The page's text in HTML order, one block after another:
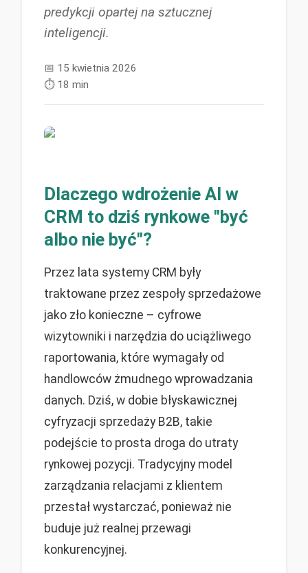
predykcji opartej na sztucznej
inteligencji.
📅 15 kwietnia 2026
⏱️ 18 min
Dlaczego wdrożenie AI w
CRM to dziś rynkowe "być
albo nie być"?
Przez lata systemy CRM były
traktowane przez zespoły sprzedażowe
jako zło konieczne – cyfrowe
wizytowniki i narzędzia do uciążliwego
raportowania, które wymagały od
handlowców żmudnego wprowadzania
danych. Dziś, w dobie błyskawicznej
cyfryzacji sprzedaży B2B, takie
podejście to prosta droga do utraty
rynkowej pozycji. Tradycyjny model
zarządzania relacjami z klientem
przestał wystarczać, ponieważ nie
buduje już realnej przewagi
konkurencyjnej.